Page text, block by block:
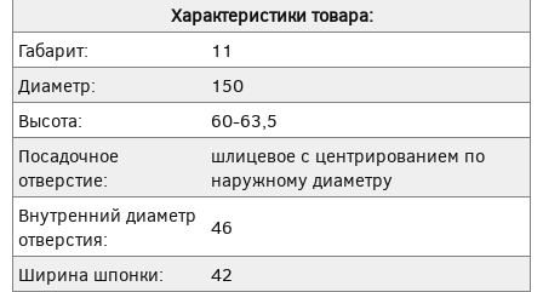
Характеристики товара:
Габарит:
11
Диаметр:
150
Высота:
60-63,5
Посадочное
отверстие:
шлицевое с центрированием по
наружному диаметру
Внутренний диаметр
отверстия:
46
Ширина шпонки:
42